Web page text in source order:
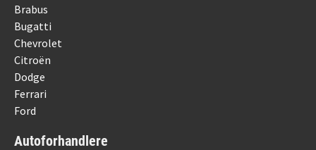
Brabus
Bugatti
Chevrolet
Citroën
Dodge
Ferrari
Ford
Autoforhandlere